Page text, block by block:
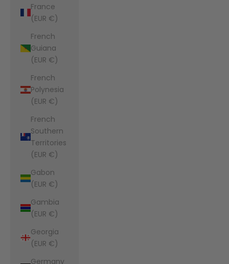
France
(EUR €)
French
Guiana
(EUR €)
French
Polynesia
(EUR €)
French
Southern
Territories
(EUR €)
Gabon
(EUR €)
Gambia
(EUR €)
Georgia
(EUR €)
Germany